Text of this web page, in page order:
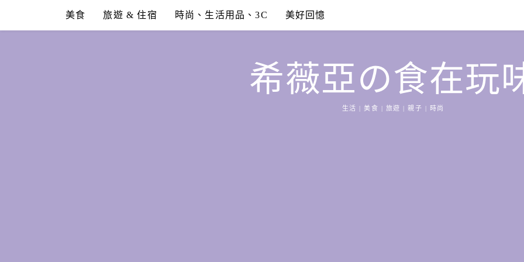
content
美食 旅遊 & 住宿 時尚、生活用品、3C 美好回憶
希薇亞の食在玩
生活 | 美食 | 旅遊 | 親子 | 時尚